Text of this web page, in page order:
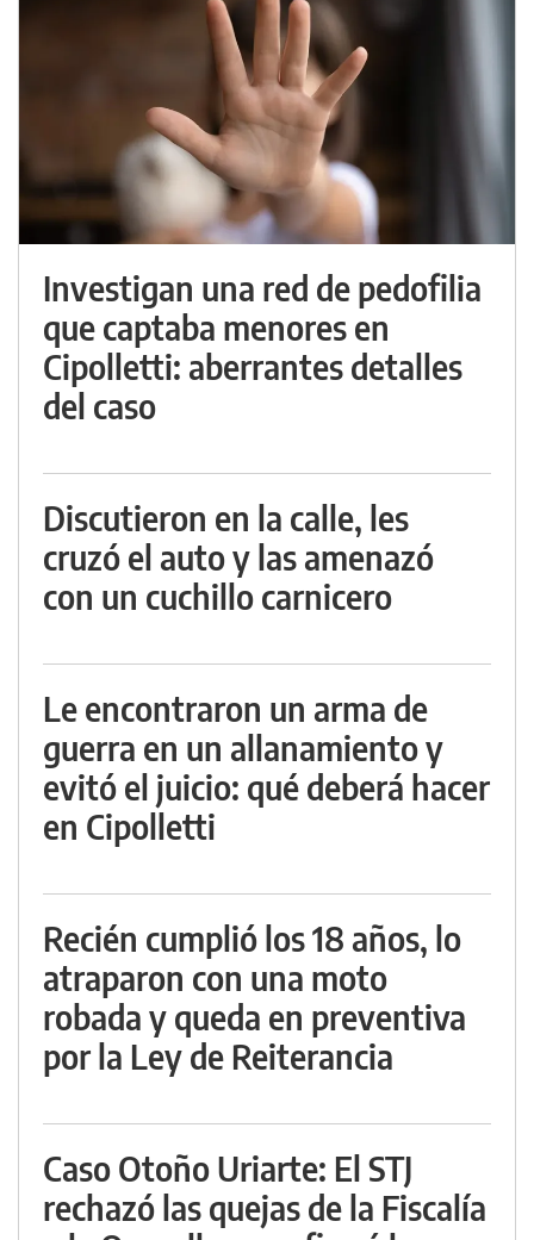
Investigan una red de pedofilia
que captaba menores en
Cipolletti: aberrantes detalles
del caso
Discutieron en la calle, les
cruzó el auto y las amenazó
con un cuchillo carnicero
Le encontraron un arma de
guerra en un allanamiento y
evitó el juicio: qué deberá hacer
en Cipolletti
Recién cumplió los 18 años, lo
atraparon con una moto
robada y queda en preventiva
por la Ley de Reiterancia
Caso Otoño Uriarte: El STJ
rechazó las quejas de la Fiscalía